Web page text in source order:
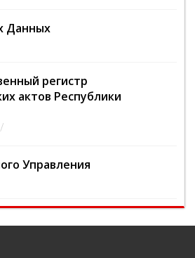
Данных
регистр
актов Республики
Управления